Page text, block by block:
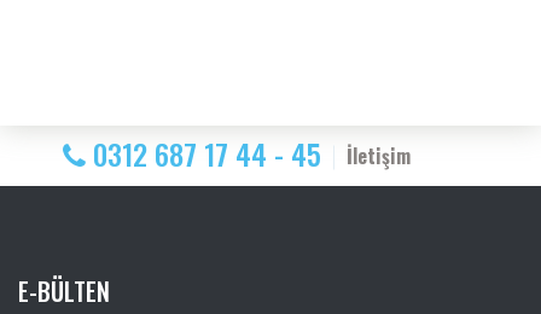
0312 687 17 44 - 45 İletişim
E-BÜLTEN